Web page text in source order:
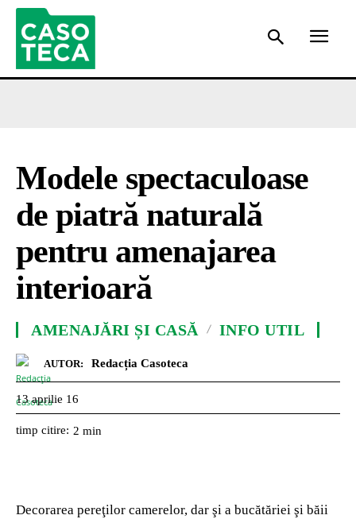
Modele spectaculoase
de piatră naturală
pentru amenajarea
interioară
AMENAJĂRI ȘI CASĂ INFO UTIL
AUTOR: Redacția Casoteca
13 aprilie 16
timp citire: 2 min
Decorarea pereţilor camerelor, dar şi a bucătăriei şi băii